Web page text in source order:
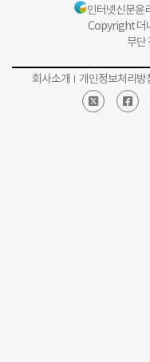
인터넷신문윤
Copyright 더
무단
회사소개 개인정보처리방